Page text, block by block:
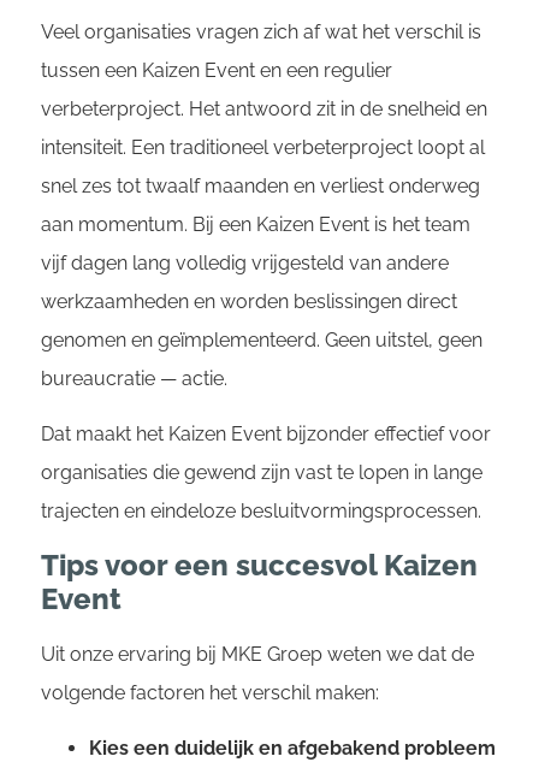
Veel organisaties vragen zich af wat het verschil is
tussen een Kaizen Event en een regulier
verbeterproject. Het antwoord zit in de snelheid en
intensiteit. Een traditioneel verbeterproject loopt al
snel zes tot twaalf maanden en verliest onderweg
aan momentum. Bij een Kaizen Event is het team
vijf dagen lang volledig vrijgesteld van andere
werkzaamheden en worden beslissingen direct
genomen en geïmplementeerd. Geen uitstel, geen
bureaucratie — actie.
Dat maakt het Kaizen Event bijzonder effectief voor
organisaties die gewend zijn vast te lopen in lange
trajecten en eindeloze besluitvormingsprocessen.
Tips voor een succesvol Kaizen
Event
Uit onze ervaring bij MKE Groep weten we dat de
volgende factoren het verschil maken:
Kies een duidelijk en afgebakend probleem